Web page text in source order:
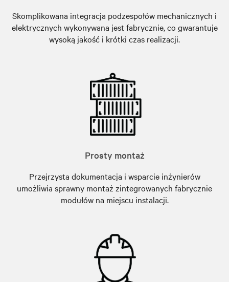
Skomplikowana integracja podzespołów mechanicznych i
elektrycznych wykonywana jest fabrycznie, co gwarantuje
wysoką jakość i krótki czas realizacji.
Prosty montaż
Przejrzysta dokumentacja i wsparcie inżynierów
umożliwia sprawny montaż zintegrowanych fabrycznie
modułów na miejscu instalacji.